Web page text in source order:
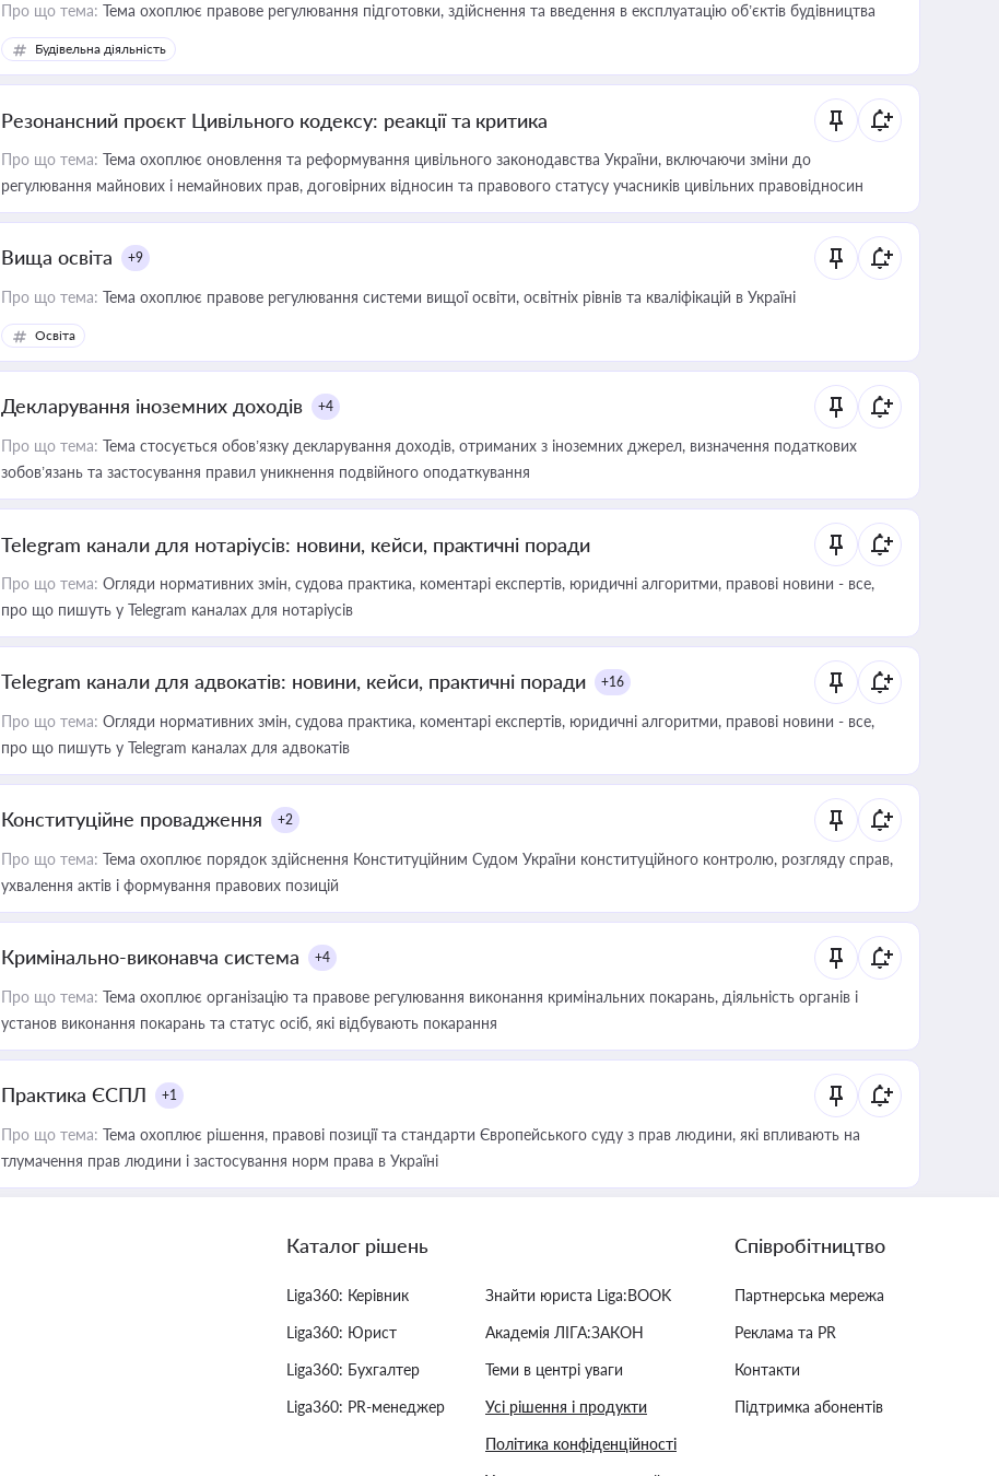
Про що тема: Тема охоплює правове регулювання підготовки, здійснення та введення в експлуатацію об’єктів будівництва
Будівельна діяльність
Резонансний проєкт Цивільного кодексу: реакції та критика
Про що тема: Тема охоплює оновлення та реформування цивільного законодавства України, включаючи зміни до
регулювання майнових і немайнових прав, договірних відносин та правового статусу учасників цивільних правовідносин
Вища освіта +9
Про що тема: Тема охоплює правове регулювання системи вищої освіти, освітніх рівнів та кваліфікацій в Україні
Освіта
Декларування іноземних доходів +4
Про що тема: Тема стосується обов’язку декларування доходів, отриманих з іноземних джерел, визначення податкових
зобов’язань та застосування правил уникнення подвійного оподаткування
Telegram канали для нотаріусів: новини, кейси, практичні поради
Про що тема: Огляди нормативних змін, судова практика, коментарі експертів, юридичні алгоритми, правові новини - все,
про що пишуть у Telegram каналах для нотаріусів
Telegram канали для адвокатів: новини, кейси, практичні поради +16
Про що тема: Огляди нормативних змін, судова практика, коментарі експертів, юридичні алгоритми, правові новини - все,
про що пишуть у Telegram каналах для адвокатів
Конституційне провадження +2
Про що тема: Тема охоплює порядок здійснення Конституційним Судом України конституційного контролю, розгляду справ,
ухвалення актів і формування правових позицій
Кримінально-виконавча система +4
Про що тема: Тема охоплює організацію та правове регулювання виконання кримінальних покарань, діяльність органів і
установ виконання покарань та статус осіб, які відбувають покарання
Практика ЄСПЛ +1
Про що тема: Тема охоплює рішення, правові позиції та стандарти Європейського суду з прав людини, які впливають на
тлумачення прав людини і застосування норм права в Україні
Каталог рішень
Liga360: Керівник
Liga360: Юрист
Liga360: Бухгалтер
Liga360: PR-менеджер
Знайти юриста Liga:BOOK
Академія ЛІГА:ЗАКОН
Теми в центрі уваги
Усі рішення і продукти
Політика конфіденційності
Співробітництво
Партнерська мережа
Реклама та PR
Контакти
Підтримка абонентів